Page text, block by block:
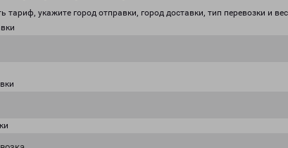
тариф, укажите город отправки, город доставки, тип перевозки и вес